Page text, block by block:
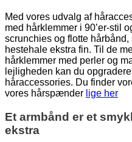
Med vores udvalg af
med hårklemmer i 90’er-stil
scrunchies og flotte
hestehale ekstra fin. Til de
hårklemmer med perler og
lejligheden kan du
håraccessories. Du finder
vores hårspænder lige her
Et armbånd er et
ekstra